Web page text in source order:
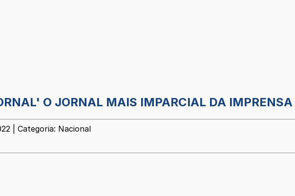
O JORNAL MAIS IMPARCIAL DA
| Categoria: Nacional